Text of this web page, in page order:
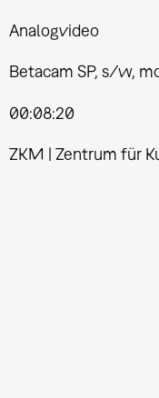
Analogvideo
Betacam SP, s/w,
00:08:20
ZKM | Zentrum für